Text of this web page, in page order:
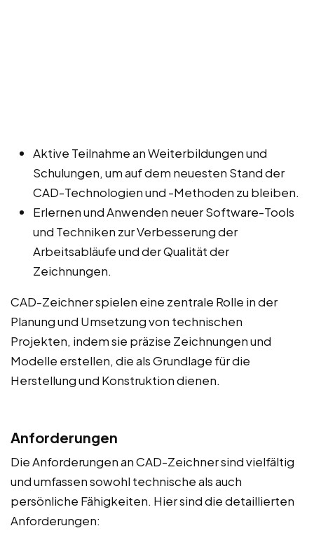
Aktive Teilnahme an Weiterbildungen und
Schulungen, um auf dem neuesten Stand der
CAD-Technologien und -Methoden zu bleiben.
Erlernen und Anwenden neuer Software-Tools
und Techniken zur Verbesserung der
Arbeitsabläufe und der Qualität der
Zeichnungen.
CAD-Zeichner spielen eine zentrale Rolle in der
Planung und Umsetzung von technischen
Projekten, indem sie präzise Zeichnungen und
Modelle erstellen, die als Grundlage für die
Herstellung und Konstruktion dienen.
Anforderungen
Die Anforderungen an CAD-Zeichner sind vielfältig
und umfassen sowohl technische als auch
persönliche Fähigkeiten. Hier sind die detaillierten
Anforderungen: